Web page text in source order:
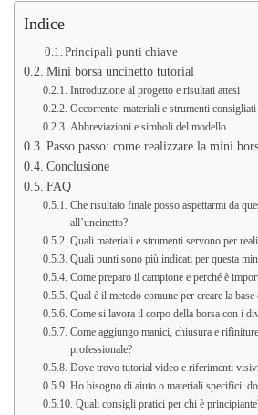
Indice
Principali punti chiave
Mini borsa uncinetto tutorial
Introduzione al progetto e risultati attesi
Occorrente: materiali e strumenti consigliati
Abbreviazioni e simboli del modello
Passo passo: come realizzare la mini
Conclusione
FAQ
Che risultato finale posso aspettarmi da
all’uncinetto?
Quali materiali e strumenti servono per
Quali punti sono più indicati per questa
Come preparo il campione e perché è
Qual è il metodo comune per creare la
Come si lavora il corpo della borsa con i
Come aggiungo manici, chiusura e
professionale?
Dove trovo tutorial video e riferimenti
Ho bisogno di aiuto o materiali specifici:
Quali consigli pratici per chi è